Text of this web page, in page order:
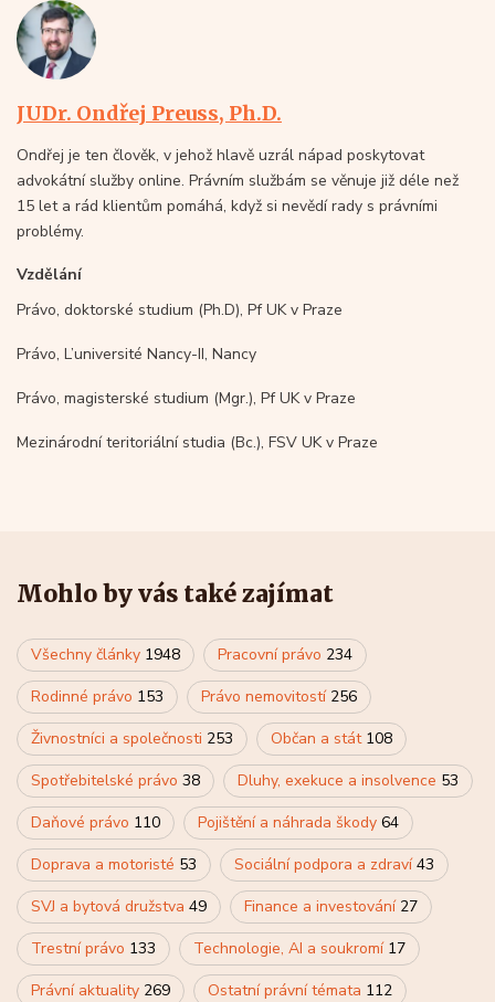
JUDr. Ondřej Preuss, Ph.D.
Ondřej je ten člověk, v jehož hlavě uzrál nápad poskytovat
advokátní služby online. Právním službám se věnuje již déle než
15 let a rád klientům pomáhá, když si nevědí rady s právními
problémy.
Vzdělání
Právo, doktorské studium (Ph.D), Pf UK v Praze
Právo, L’université Nancy-II, Nancy
Právo, magisterské studium (Mgr.), Pf UK v Praze
Mezinárodní teritoriální studia (Bc.), FSV UK v Praze
Mohlo by vás také zajímat
Všechny články 1948 Pracovní právo 234
Rodinné právo 153 Právo nemovitostí 256
Živnostníci a společnosti 253 Občan a stát 108
Spotřebitelské právo 38 Dluhy, exekuce a insolvence 53
Daňové právo 110 Pojištění a náhrada škody 64
Doprava a motoristé 53 Sociální podpora a zdraví43
SVJ a bytová družstva 49 Finance a investování 27
Trestní právo 133 Technologie, AI a soukromí 17
Právní aktuality 269 Ostatní právní témata 112